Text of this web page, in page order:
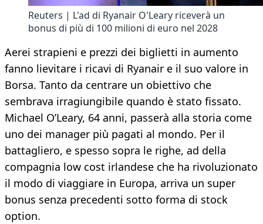
Reuters | L'ad di Ryanair O'Leary riceverà un
bonus di più di 100 milioni di euro nel 2028
Aerei strapieni e prezzi dei biglietti in aumento
fanno lievitare i ricavi di Ryanair e il suo valore in
Borsa. Tanto da centrare un obiettivo che
sembrava irragiungibile quando è stato fissato.
Michael O’Leary, 64 anni, passerà alla storia come
uno dei manager più pagati al mondo. Per il
battagliero, e spesso sopra le righe, ad della
compagnia low cost irlandese che ha rivoluzionato
il modo di viaggiare in Europa, arriva un super
bonus senza precedenti sotto forma di stock
option.